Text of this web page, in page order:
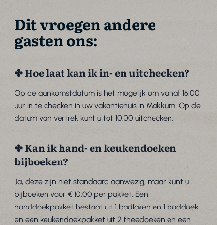
Dit vroegen andere
gasten ons:
✤ Hoe laat kan ik in- en uitchecken?
Op de aankomstdatum is het mogelijk om vanaf 16:00
uur in te checken in uw vakantiehuis in Makkum. Op de
datum van vertrek kunt u tot 10:00 uitchecken.
✤ Kan ik hand- en keukendoeken
bijboeken?
Ja, deze zijn niet standaard aanwezig, maar kunt u
bijboeken voor € 10,00 per pakket. Een
handdoekpakket bestaat uit 1 badlaken en 1 baddoek
en een keukendoekpakket uit 2 theedoeken en een